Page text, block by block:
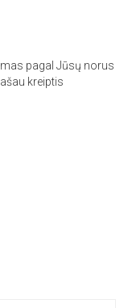
pagal Jūsų norus
kreiptis